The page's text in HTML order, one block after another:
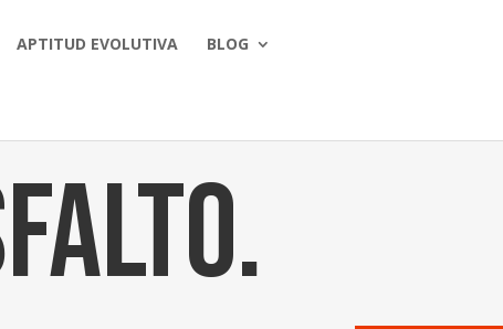
APTITUD EVOLUTIVA BLOG